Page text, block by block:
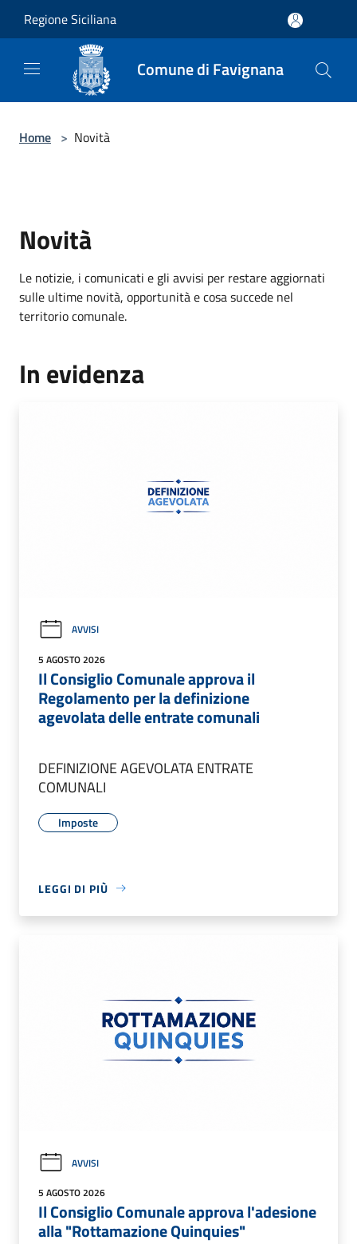
Regione Siciliana
Comune di Favignana
Home > Novità
Novità
Le notizie, i comunicati e gli avvisi per restare aggiornati
sulle ultime novità, opportunità e cosa succede nel
territorio comunale.
In evidenza
AVVISI
5 AGOSTO 2026
Il Consiglio Comunale approva il
Regolamento per la definizione
agevolata delle entrate comunali
DEFINIZIONE AGEVOLATA ENTRATE
COMUNALI
Imposte
LEGGI DI PIÙ
AVVISI
5 AGOSTO 2026
Il Consiglio Comunale approva l'adesione
alla "Rottamazione Quinquies"